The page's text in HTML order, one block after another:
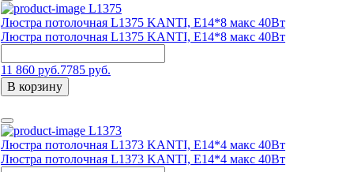
L1375
Люстра потолочная L1375 KANTI, E14*8 макс 40Вт
Люстра потолочная L1375 KANTI, E14*8 макс 40Вт
11 860 руб.7785 руб.
В корзину
L1373
Люстра потолочная L1373 KANTI, E14*4 макс 40Вт
Люстра потолочная L1373 KANTI, E14*4 макс 40Вт